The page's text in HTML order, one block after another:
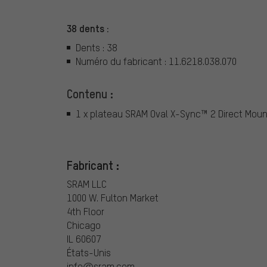
38 dents :
Dents : 38
Numéro du fabricant : 11.6218.038.070
Contenu :
1 x plateau SRAM Oval X-Sync™ 2 Direct
Fabricant :
SRAM LLC
1000 W. Fulton Market
4th Floor
Chicago
IL 60607
États-Unis